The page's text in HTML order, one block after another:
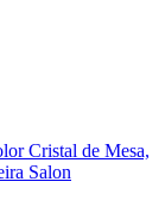
Cristal de Mesa,
Salon